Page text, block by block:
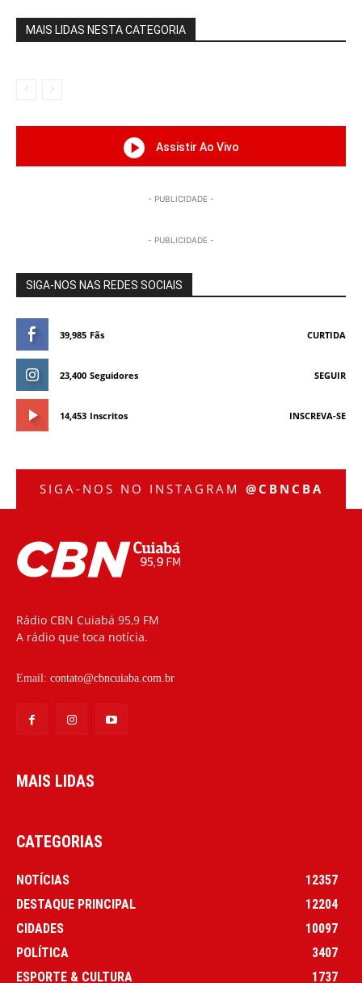
MAIS LIDAS NESTA CATEGORIA
Assistir Ao Vivo
- PUBLICIDADE -
- PUBLICIDADE -
SIGA-NOS NAS REDES SOCIAIS
39,985 Fãs CURTIDA
23,400 Seguidores SEGUIR
14,453 Inscritos INSCREVA-SE
SIGA-NOS NO INSTAGRAM @CBNCBA
Rádio CBN Cuiabá 95,9 FM
A rádio que toca notícia.
Email: contato@cbncuiaba.com.br
MAIS LIDAS
CATEGORIAS
NOTÍCIAS
12357
DESTAQUE PRINCIPAL
12204
CIDADES
10097
POLÍTICA
3407
ESPORTE & CULTURA
1737